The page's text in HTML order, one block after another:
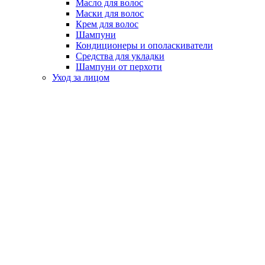
Масло для волос
Маски для волос
Крем для волос
Шампуни
Кондиционеры и ополаскиватели
Средства для укладки
Шампуни от перхоти
Уход за лицом